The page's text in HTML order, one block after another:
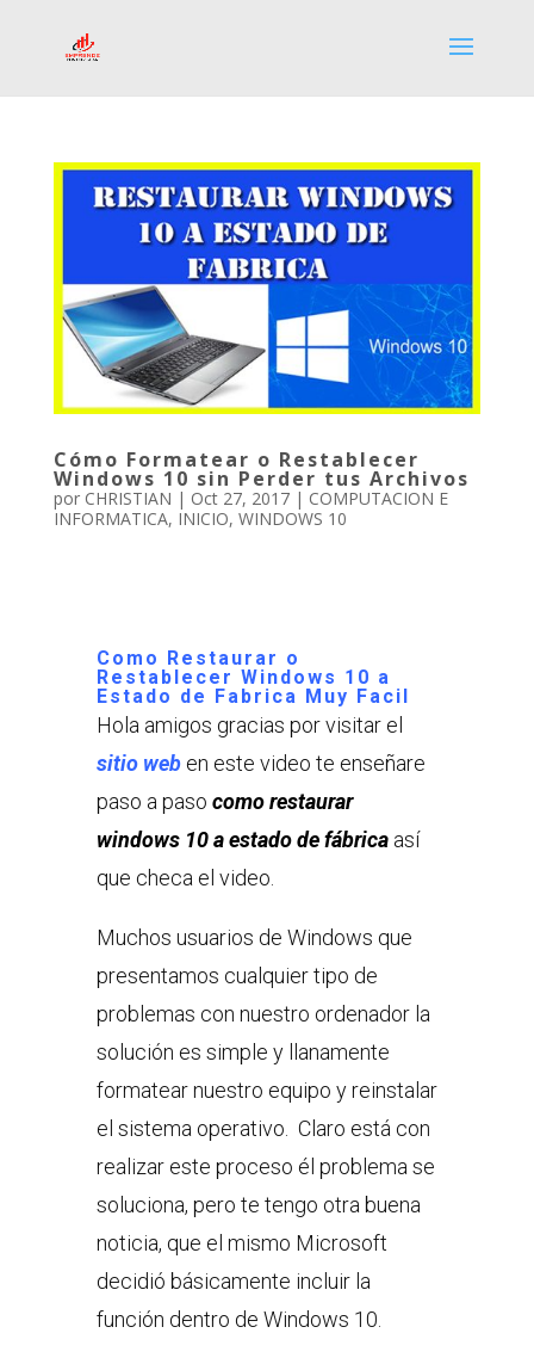
Cómo Formatear o Restablecer
Windows 10 sin Perder tus Archivos
por CHRISTIAN | Oct 27, 2017| COMPUTACION E
INFORMATICA, INICIO, WINDOWS 10
Como Restaurar o
Restablecer Windows 10 a
Estado de Fabrica Muy Facil
Hola amigos gracias por visitar el
sitio weben este video te enseñare
paso a paso como restaurar
windows 10 a estado de fábricaasí
que checa el video.
Muchos usuarios de Windows que
presentamos cualquier tipo de
problemas con nuestro ordenador la
solución es simple y llanamente
formatear nuestro equipo y reinstalar
el sistema operativo. Claro está con
realizar este proceso él problema se
soluciona, pero te tengo otra buena
noticia, que el mismo Microsoft
decidió básicamente incluir la
función dentro de Windows 10.